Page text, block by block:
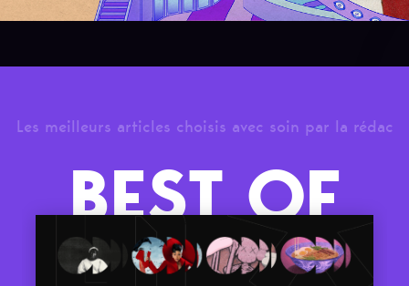
Les meilleurs articles choisis avec soin par la rédac
BEST OF